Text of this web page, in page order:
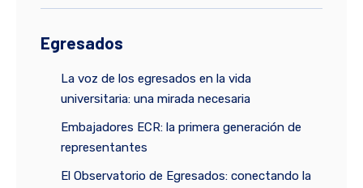
Egresados
La voz de los egresados en la vida
universitaria: una mirada necesaria
Embajadores ECR: la primera generación de
representantes
El Observatorio de Egresados: conectando la